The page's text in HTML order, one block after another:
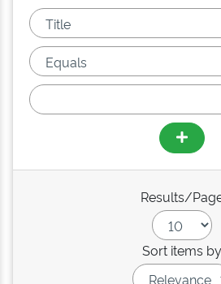
Results/
Sort items by